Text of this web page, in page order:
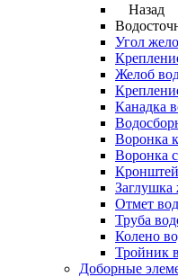
Назад
Угол
Желоб
Канадка
Воронка
Воронка
Заглушка
Отмет
Труба
Колено
Тройник
Доборные